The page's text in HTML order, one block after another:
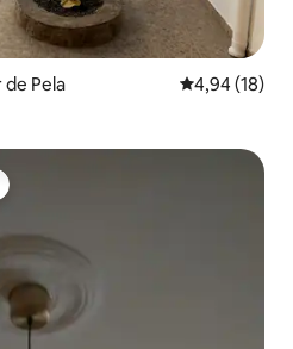
de Pela Évaluation
4,94 (18)